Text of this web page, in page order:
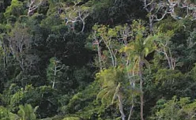
Lagoon Beach Resort
Bel ons
Stuur een e-mail